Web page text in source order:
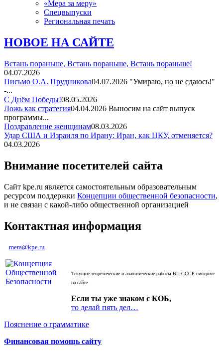
«Мера за меру»
Спецвыпуски
Региональная печать
НОВОЕ НА САЙТЕ
Встань пораньше, Встань пораньше, Встань пораньше!
04.07.2026
Письмо О.А. Прудникова04.07.2026 "Умираю, но не сдаюсь!"
-...
С Днём Победы!08.05.2026
Ложь как стратегия04.04.2026 Выносим на сайт выпуск
программы...
Поздравление женщинам08.03.2026
Удар США и Израиля по Ирану: Иран, как ЦКУ, отменяется?
04.03.2026
Внимание посетителей сайта
Сайт kpe.ru является самостоятельным образовательным
ресурсом поддержки Концепции общественной безопасности,
и не связан с какой-либо общественной организацией
Контактная информация
mera@kpe.ru
Текущие теоретические и аналитические работы ВП СССР смотрите
на сайте
Если ты уже знаком с КОБ,
то делай пять дел…
Пояснение о грамматике
Финансовая помощь сайту